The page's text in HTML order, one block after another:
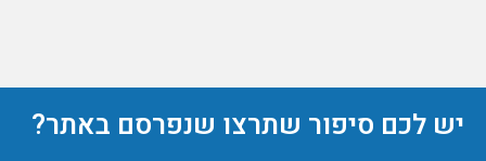
יש לכם סיפור שתרצו שנפרסם באתר?